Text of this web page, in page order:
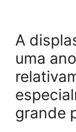
A
uma
grande